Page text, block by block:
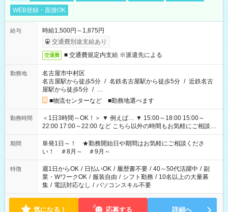
WEB登録・面接OK
給与
時給1,500円～1,875円
交通費別途支給あり
交通費 ■ 交通費規定内支給 ※派遣先による
勤務地
名古屋市中村区
名古屋駅から徒歩5分 / 名鉄名古屋駅から徒歩5分 / 近鉄名古
屋駅から徒歩5分 / …
■物流センターなど ■勤務地選べます
勤務時間
＜1日3時間～OK！＞ ▼ 例えば… ▼ 15:00～18:00 15:00～
22:00 17:00～22:00 など こちら以外の時間もお気軽にご相談く
ださい！
期間
単発1日～！ ★勤務開始日や期間はお気軽にご相談くださ
い！ ＃8月～ ＃9月～
特徴 週1日からOK / 日払いOK / 履歴書不要 / 40～50代活躍中 / 副
業・WワークOK / 服装自由 / シフト勤務 / 10名以上の大量募
集 / 電話対応なし / パソコンスキル不要
気になる！ 応募する 詳細へ